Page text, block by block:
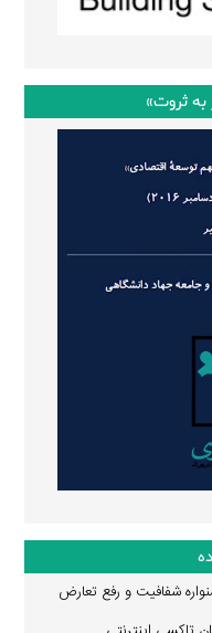
به ثروت»
شفافیت و رفع تعارض